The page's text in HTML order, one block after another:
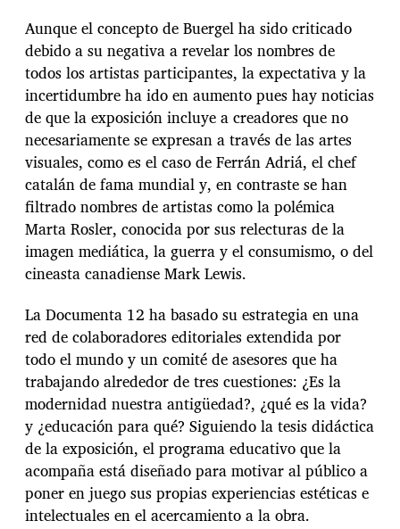
Aunque el concepto de Buergel ha sido criticado
debido a su negativa a revelar los nombres de
todos los artistas participantes, la expectativa y la
incertidumbre ha ido en aumento pues hay noticias
de que la exposición incluye a creadores que no
necesariamente se expresan a través de las artes
visuales, como es el caso de Ferrán Adriá, el chef
catalán de fama mundial y, en contraste se han
filtrado nombres de artistas como la polémica
Marta Rosler, conocida por sus relecturas de la
imagen mediática, la guerra y el consumismo, o del
cineasta canadiense Mark Lewis.
La Documenta 12 ha basado su estrategia en una
red de colaboradores editoriales extendida por
todo el mundo y un comité de asesores que ha
trabajando alrededor de tres cuestiones: ¿Es la
modernidad nuestra antigüedad?, ¿qué es la vida?
y ¿educación para qué? Siguiendo la tesis didáctica
de la exposición, el programa educativo que la
acompaña está diseñado para motivar al público a
poner en juego sus propias experiencias estéticas e
intelectuales en el acercamiento a la obra.